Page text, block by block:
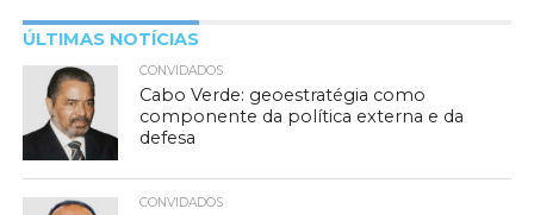
ÚLTIMAS NOTÍCIAS
CONVIDADOS
Cabo Verde: geoestratégia como
componente da política externa e da
defesa
CONVIDADOS